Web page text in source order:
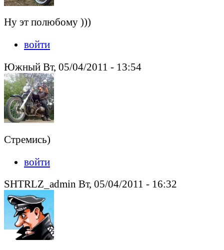
Ну эт полюбому )))
войти
Южный Вт, 05/04/2011 - 13:54
Стремись)
войти
SHTRLZ_admin Вт, 05/04/2011 - 16:32